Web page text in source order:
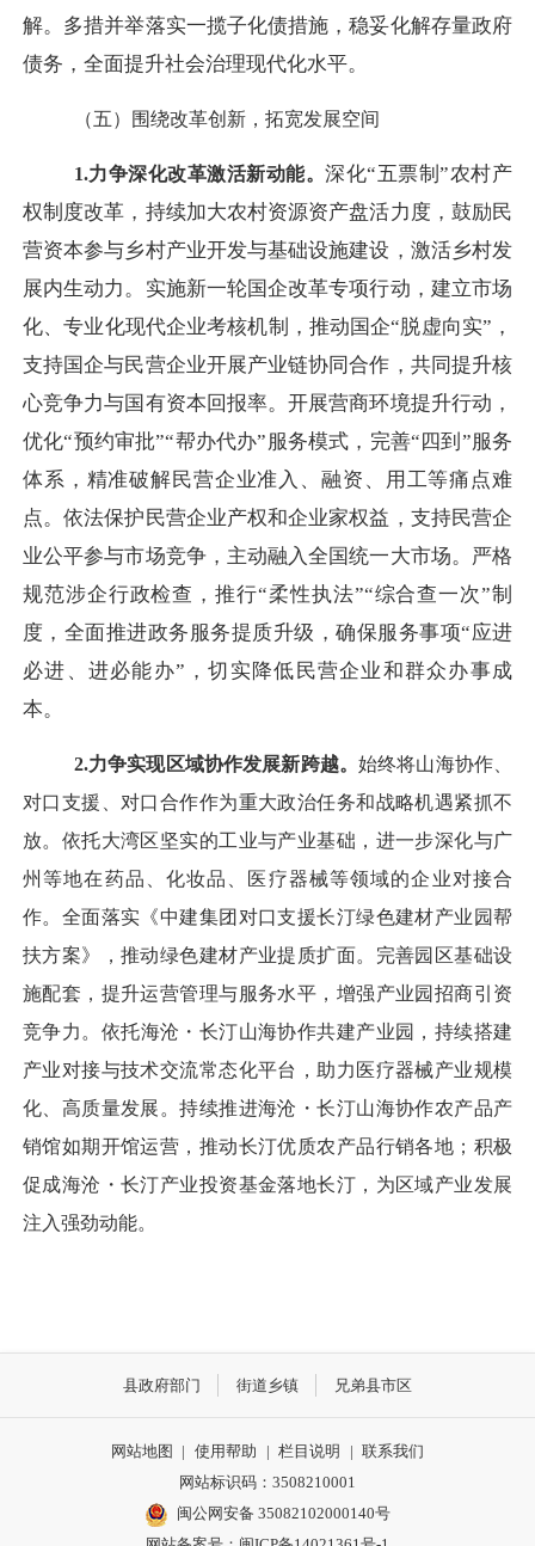
解。多措并举落实一揽子化债措施，稳妥化解存量政府
债务，全面提升社会治理现代化水平。
（五）围绕改革创新， 拓宽发展空间
1.力争深化改革激活新动能。深化“五票制”农村产
权制度改革，持续加大农村资源资产盘活力度，鼓励民
营资本参与乡村产业开发与基础设施建设，激活乡村发
展内生动力。实施新一轮国企改革专项行动，建立市场
化、专业化现代企业考核机制，推动国企“脱虚向实”，
支持国企与民营企业开展产业链协同合作，共同提升核
心竞争力与国有资本回报率。开展营商环境提升行动，
优化“预约审批”“帮办代办”服务模式，完善“四到”服务
体系，精准破解民营企业准入、融资、用工等痛点难
点。依法保护民营企业产权和企业家权益，支持民营企
业公平参与市场竞争，主动融入全国统一大市场。严格
规范涉企行政检查，推行“柔性执法”“综合查一次”制
度，全面推进政务服务提质升级，确保服务事项“应进
必进、进必能办”，切实降低民营企业和群众办事成
本。
2.力争实现区域协作发展新跨越。始终将山海协作、
对口支援、对口合作作为重大政治任务和战略机遇紧抓不
放。依托大湾区坚实的工业与产业基础，进一步深化与广
州等地在药品、化妆品、医疗器械等领域的企业对接合
作。全面落实《中建集团对口支援长汀绿色建材产业园帮
扶方案》，推动绿色建材产业提质扩面。完善园区基础设
施配套，提升运营管理与服务水平，增强产业园招商引资
竞争力。 依托海沧・长汀山海协作共建产业园，持续搭建
产业对接与技术交流常态化平台，助力医疗器械产业规模
化、高质量发展。持续推进海沧・长汀山海协作农产品产
销馆如期开馆运营，推动长汀优质农产品行销各地；积极
促成海沧・长汀产业投资基金落地长汀，为区域产业发展
注入强劲动能。
县政府部门 街道乡镇 兄弟县市区
网站地图 | 使用帮助 | 栏目说明 | 联系我们
网站标识码：3508210001
闽公网安备 35082102000140号